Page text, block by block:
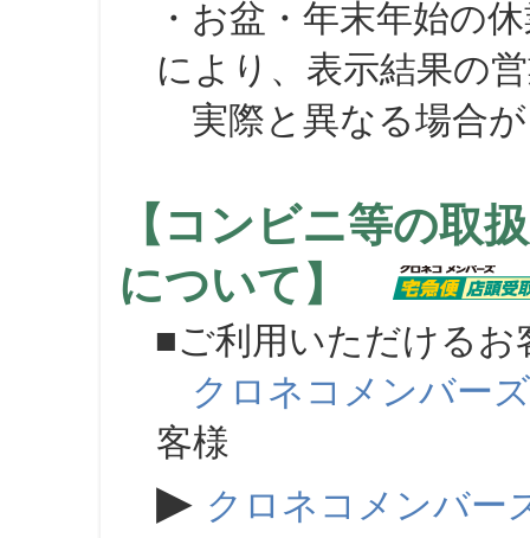
・お盆・年末年始の
により、表示結果の
実際と異なる場合が
【コンビニ等の取
について】
■ご利用いただけるお
クロネコメンバーズ
客様
▶ クロネコメンバー